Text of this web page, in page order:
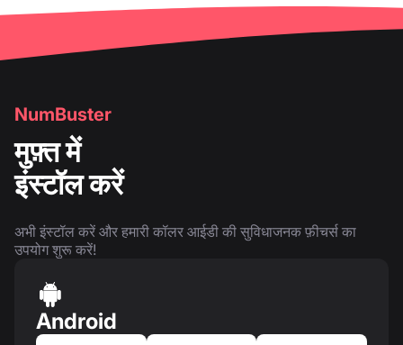
NumBuster
मुफ़्त में
इंस्टॉल करें
अभी इंस्टॉल करें और हमारी कॉलर आईडी की सुविधाजनक फ़ीचर्स का
उपयोग शुरू करें!
Android